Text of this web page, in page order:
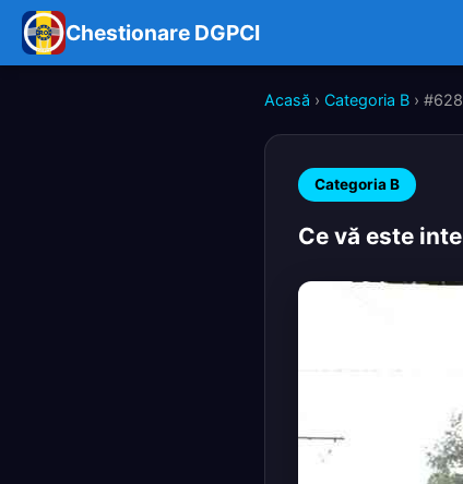
Chestionare DGPCI
Acasă › Categoria B › #628
Categoria B
Ce vă este